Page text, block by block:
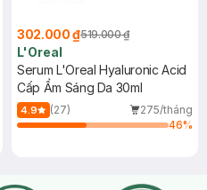
302.000 ₫519.000 ₫
L'Oreal
Serum L'Oreal Hyaluronic Acid
Cấp Ẩm Sáng Da 30ml
4.9 (27)
275/tháng
46%